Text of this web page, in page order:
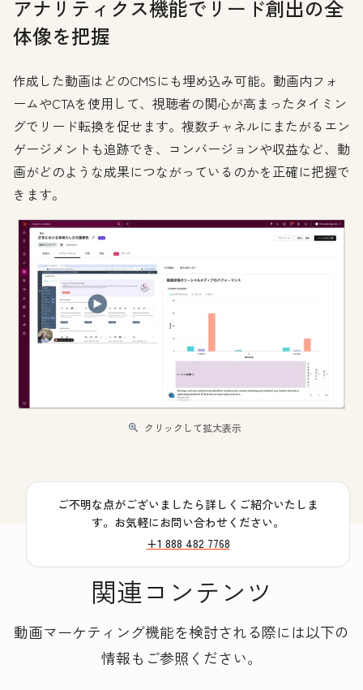
アナリティクス機能でリード創出の全
体像を把握
作成した動画はどのCMSにも埋め込み可能。動画内フォ
ームやCTAを使用して、視聴者の関心が高まったタイミン
グでリード転換を促せます。複数チャネルにまたがるエン
ゲージメントも追跡でき、コンバージョンや収益など、動
画がどのような成果につながっているのかを正確に把握で
きます。
クリックして拡大表示
ご不明な点がございましたら詳しくご紹介いたしま
す。お気軽にお問い合わせください。
+1 888 482 7768
関連コンテンツ
動画マーケティング機能を検討される際には以下の
情報もご参照ください。